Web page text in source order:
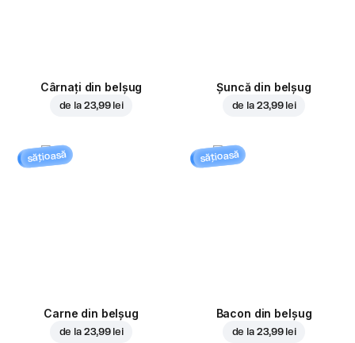
Cârnați din belșug
de la 23,99 lei
Șuncă din belșug
de la 23,99 lei
sățioasă
Carne din belșug
de la 23,99 lei
sățioasă
Bacon din belșug
de la 23,99 lei